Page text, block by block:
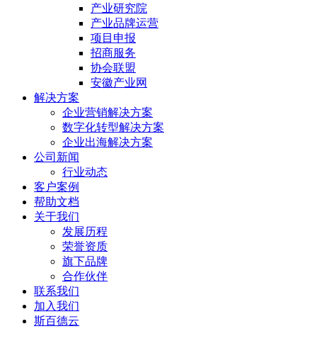
产业研究院
产业品牌运营
项目申报
招商服务
协会联盟
安徽产业网
解决方案
企业营销解决方案
数字化转型解决方案
企业出海解决方案
公司新闻
行业动态
客户案例
帮助文档
关于我们
发展历程
荣誉资质
旗下品牌
合作伙伴
联系我们
加入我们
斯百德云